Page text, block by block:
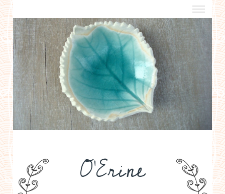
O'Erine
a propos
boutiques de créateurs
contact
politique de confidentialité